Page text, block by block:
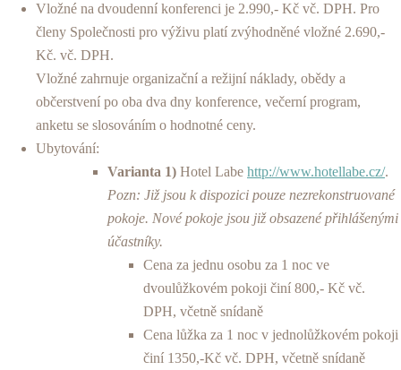
Vložné na dvoudenní konferenci je 2.990,- Kč vč. DPH. Pro
členy Společnosti pro výživu platí zvýhodněné vložné 2.690,-
Kč. vč. DPH.
Vložné zahrnuje organizační a režijní náklady, obědy a
občerstvení po oba dva dny konference, večerní program,
anketu se slosováním o hodnotné ceny.
Ubytování:
Varianta 1) Hotel Labe http://www.hotellabe.cz/.
Pozn: Již jsou k dispozici pouze nezrekonstruované
pokoje. Nové pokoje jsou již obsazené přihlášenými
účastníky.
Cena za jednu osobu za 1 noc ve
dvoulůžkovém pokoji činí 800,- Kč vč.
DPH, včetně snídaně
Cena lůžka za 1 noc v jednolůžkovém pokoji
činí 1350,-Kč vč. DPH, včetně snídaně